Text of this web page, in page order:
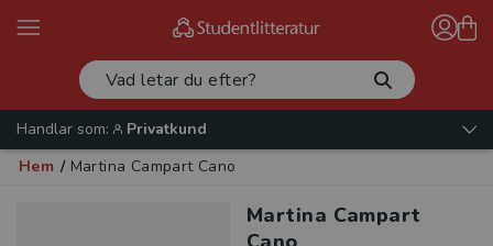
Handlar som:
Privatkund
Hem / Martina Campart Cano
Martina Campart